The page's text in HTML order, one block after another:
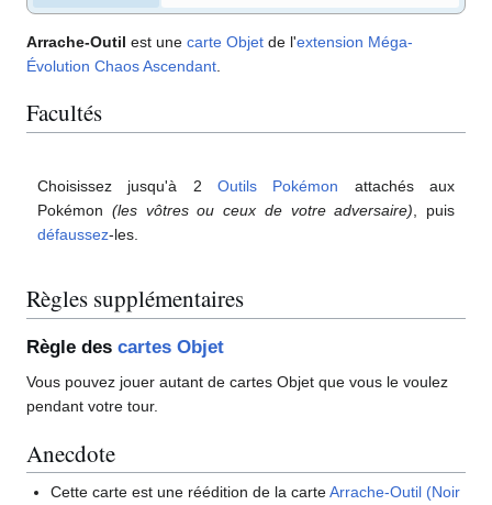
Arrache-Outil est une carte Objet de l'extension Méga-
Évolution Chaos Ascendant
Facultés
Choisissez jusqu'à 2 Outils Pokémon attachés aux
Pokémon (les vôtres ou ceux de votre adversaire), puis
défaussez-les.
Règles supplémentaires
Règle des cartes Objet
Vous pouvez jouer autant de cartes Objet que vous le voulez
pendant votre tour.
Anecdote
Cette carte est une réédition de la carteArrache-Outil (Noir